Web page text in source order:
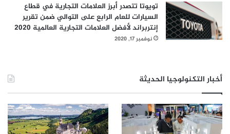
تويوتا تتصدر أبرز العلامات التجارية في قطاع
السيارات للعام الرابع على التوالي ضمن تقرير
إنتربراند لأفضل العلامات التجارية العالمية 2020
نوفمبر 17, 2020
أخبار التكنولوجيا الحديثة